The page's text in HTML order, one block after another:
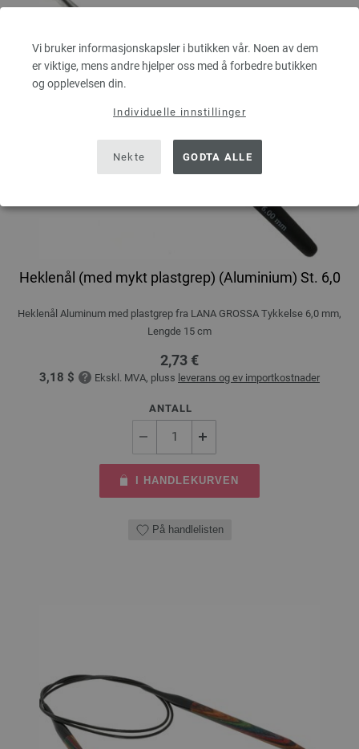
Vi bruker informasjonskapsler i butikken vår. Noen av dem
er viktige, mens andre hjelper oss med å forbedre butikken
og opplevelsen din.
Individuelle innstillinger
Nekte GODTA ALLE
Heklenål (med mykt plastgrep) (Aluminium) St. 6,0
Heklenål Aluminum med plastgrep fra LANA GROSSA Tykkelse 6,0 mm,
Lengde 15 cm
2,73 €
3,18 $ Ekskl. MVA, pluss leverans og ev importkostnader
ANTALL
I HANDLEKURVEN
På handlelisten